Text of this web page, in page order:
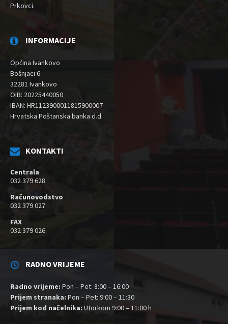
Prkovci.
INFORMACIJE
Općina Ivankovo
Bošnjaci 6
32281 Ivankovo
OIB: 20225440050
IBAN: HR1123900011815900007
Hrvatska Poštanska banka d.d.
KONTAKTI
Centrala
032 379 628
Računovodstvo
032 379 027
FAX
032 379 026
RADNO VRIJEME
Radno vrijeme: Pon – Pet: 8:00 – 16:00
Prijem stranaka: Pon – Pet: 9:00 – 11:30
Prijem kod načelnika: Utorkom 9:00 – 11:00 h